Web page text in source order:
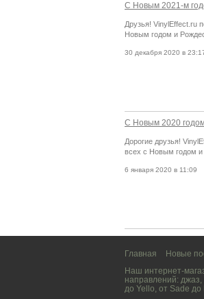
С Новым 2021-м
Друзья! VinylEffect.ru
Новым годом и
30 декабря 2020 в
С Новым 2020
Дорогие друзья!
всех с Новым годом
6 января 2020 в 11:09
Главная Новые
Наш интернет-
направлений: джаз,
до Yello, от Sade до